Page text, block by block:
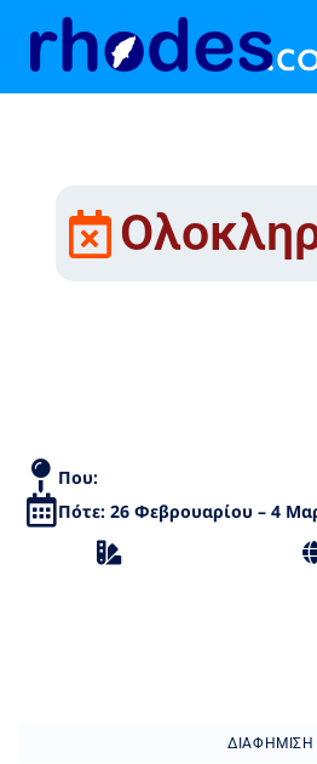
Που:
Πότε: 26 Φεβρουαρίου – 4
ΔΙΑΦΉΜΙΣΗ